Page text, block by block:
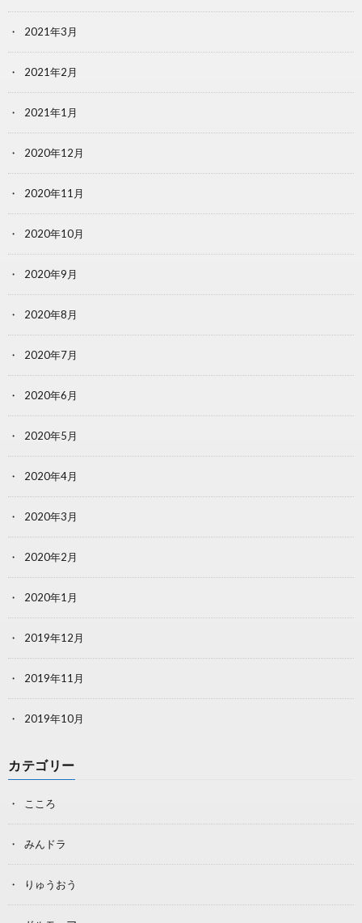
2021年3月
2021年2月
2021年1月
2020年12月
2020年11月
2020年10月
2020年9月
2020年8月
2020年7月
2020年6月
2020年5月
2020年4月
2020年3月
2020年2月
2020年1月
2019年12月
2019年11月
2019年10月
カテゴリー
こころ
みんドラ
りゅうおう